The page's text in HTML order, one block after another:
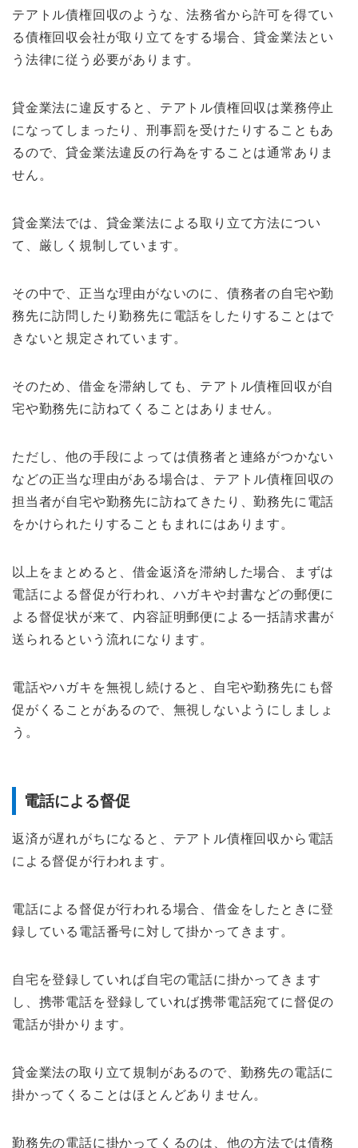
テアトル債権回収のような、法務省から許可を得てい
る債権回収会社が取り立てをする場合、貸金業法とい
う法律に従う必要があります。
貸金業法に違反すると、テアトル債権回収は業務停止
になってしまったり、刑事罰を受けたりすることもあ
るので、貸金業法違反の行為をすることは通常ありま
せん。
貸金業法では、貸金業法による取り立て方法につい
て、厳しく規制しています。
その中で、正当な理由がないのに、債務者の自宅や勤
務先に訪問したり勤務先に電話をしたりすることはで
きないと規定されています。
そのため、借金を滞納しても、テアトル債権回収が自
宅や勤務先に訪ねてくることはありません。
ただし、他の手段によっては債務者と連絡がつかない
などの正当な理由がある場合は、テアトル債権回収の
担当者が自宅や勤務先に訪ねてきたり、勤務先に電話
をかけられたりすることもまれにはあります。
以上をまとめると、借金返済を滞納した場合、まずは
電話による督促が行われ、ハガキや封書などの郵便に
よる督促状が来て、内容証明郵便による一括請求書が
送られるという流れになります。
電話やハガキを無視し続けると、自宅や勤務先にも督
促がくることがあるので、無視しないようにしましょ
う。
電話による督促
返済が遅れがちになると、テアトル債権回収から電話
による督促が行われます。
電話による督促が行われる場合、借金をしたときに登
録している電話番号に対して掛かってきます。
自宅を登録していれば自宅の電話に掛かってきます
し、携帯電話を登録していれば携帯電話宛てに督促の
電話が掛かります。
貸金業法の取り立て規制があるので、勤務先の電話に
掛かってくることはほとんどありません。
勤務先の電話に掛かってくるのは、他の方法では債務